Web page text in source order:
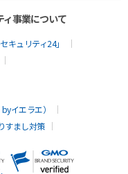
ィ事業について
キュリティ24」
イエラエ）
すまし対策